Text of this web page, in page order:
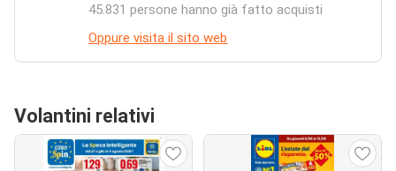
45.831 persone hanno già fatto acquisti
Oppure visita il sito web
Volantini relativi